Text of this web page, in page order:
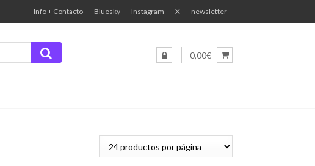
Info + Contacto Bluesky Instagram X newsletter
0,00€